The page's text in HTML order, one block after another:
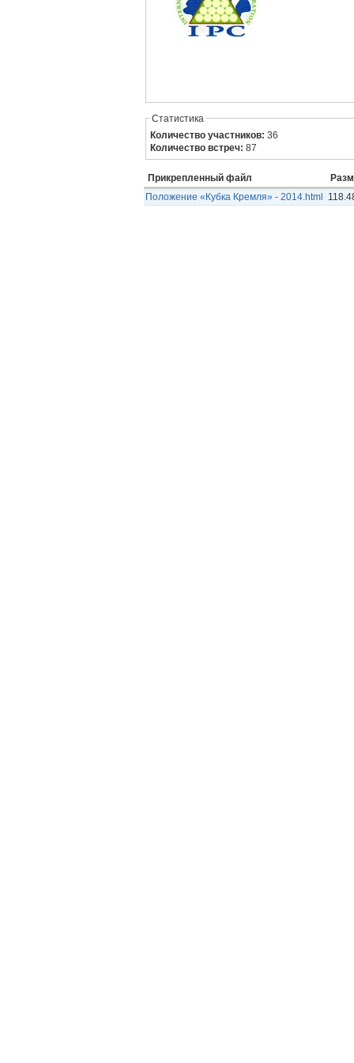
Статистика
Количество участников:36
Количество встреч:87
Прикрепленный файл
Положение «Кубка Кремля» - 2014.html